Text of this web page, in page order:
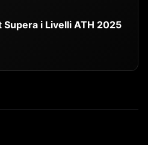
i Livelli ATH 2025